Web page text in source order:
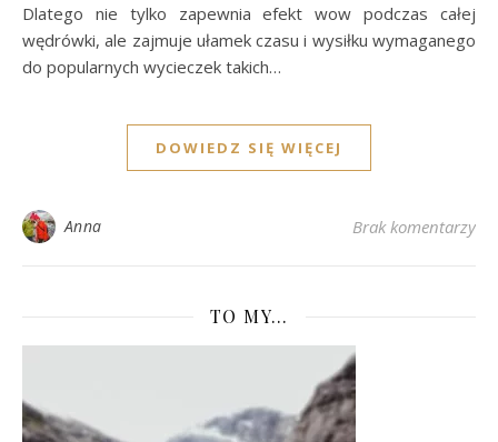
Dlatego nie tylko zapewnia efekt wow podczas całej
wędrówki, ale zajmuje ułamek czasu i wysiłku wymaganego
do popularnych wycieczek takich…
DOWIEDZ SIĘ WIĘCEJ
Anna Brak komentarzy
TO MY…